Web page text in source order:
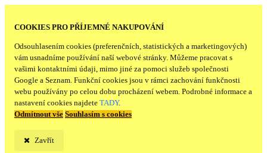
COOKIES PRO PŘÍJEMNÉ NAKUPOVÁNÍ
Odsouhlasením cookies (preferenčních, statistických a marketingových)
vám usnadníme používání naší webové stránky. Můžeme pracovat s
vašimi kontaktními údaji, mimo jiné za pomoci služeb společnosti
Google a Seznam. Funkční cookies jsou v rámci zachování funkčnosti
webu používány po celou dobu procházení webem. Podrobné informace a
nastavení cookies najdete TADY.
Odmítnout vše Souhlasím s cookies
Zavřít